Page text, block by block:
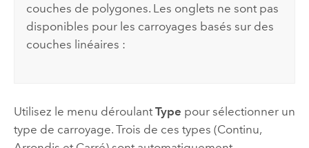
couches de polygones. Les onglets ne sont pas
disponibles pour les carroyages basés sur des
couches linéaires :
Utilisez le menu déroulant Type pour sélectionner un
type de carroyage. Trois de ces types (Continu,